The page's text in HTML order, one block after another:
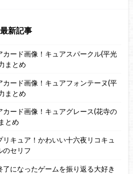
新記事
カード画像！キュアスパークル(平光
まとめ
カード画像！キュアフォンテーヌ(平
まとめ
カード画像！キュアグレース(花寺の
とめ
リキュア！かわいい十六夜リコキュ
のセリフ
了になったゲームを振り返る大好き